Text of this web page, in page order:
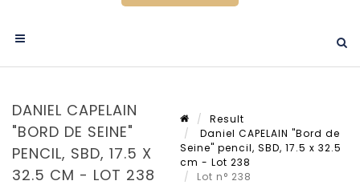
DANIEL CAPELAIN
"BORD DE SEINE"
PENCIL, SBD, 17.5 X
32.5 CM - LOT 238
Result
Daniel CAPELAIN "Bord de
Seine" pencil, SBD, 17.5 x 32.5
cm - Lot 238
Lot n° 238